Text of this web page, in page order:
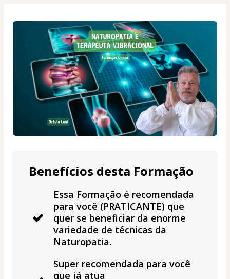
Benefícios desta Formação
Essa Formação é recomendada
para você (PRATICANTE) que
quer se beneficiar da enorme
variedade de técnicas da
Naturopatia.
Super recomendada para você
que já atua